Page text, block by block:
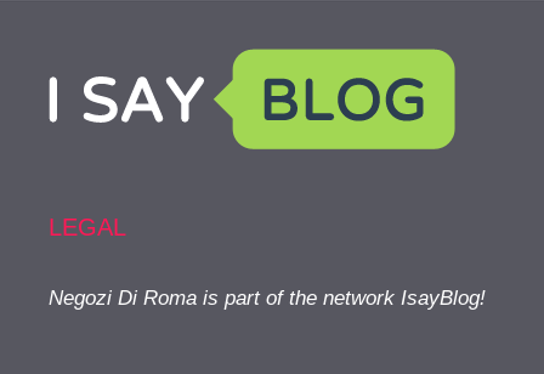
LEGAL
Negozi Di Roma is part of the network IsayBlog!